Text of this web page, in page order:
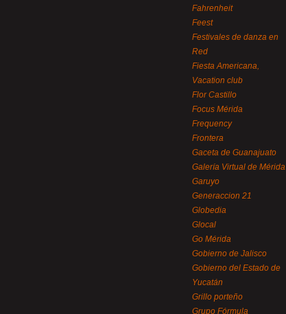
Fahrenheit
Feest
Festivales de danza en
Red
Fiesta Americana,
Vacation club
Flor Castillo
Focus Mérida
Frequency
Frontera
Gaceta de Guanajuato
Galería Virtual de Mérida
Garuyo
Generaccion 21
Globedia
Glocal
Go Mérida
Gobierno de Jalisco
Gobierno del Estado de
Yucatán
Grillo porteño
Grupo Fórmula